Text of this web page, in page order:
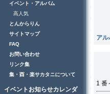
イベント・アルバム
高人気
とんからりん
サイトマップ
FAQ
お問い合わせ
リンク集
集・酉・楽サカタニについて
イベントお知らせカレンダ
ア
1 番